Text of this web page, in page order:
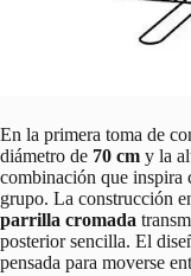
En la primera toma de
diámetro de 70 cm y la
combinación que inspira
grupo. La construcción
parrilla cromada
posterior sencilla. El
pensada para moverse